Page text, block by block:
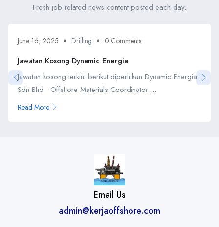
Fresh job related news content posted each day.
June 16, 2025 Drilling 0 Comments
Jawatan Kosong Dynamic Energia
Jawatan kosong terkini berikut diperlukan Dynamic Energia
Sdn Bhd • Offshore Materials Coordinator ...
Read More
Email Us
admin@kerjaoffshore.com